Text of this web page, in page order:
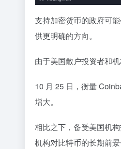
支持加密货币的政府可
供更明确的方向。
由于美国散户投资者和
10 月 25 日，衡量
增大。
相比之下，备受美国机
机构对比特币的长期前景